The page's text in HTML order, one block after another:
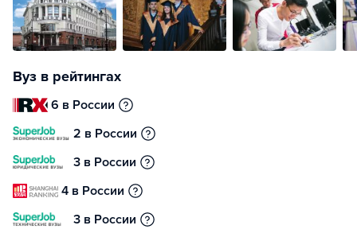
Вуз в рейтингах
6 в России
2 в России
3 в России
4 в России
3 в России